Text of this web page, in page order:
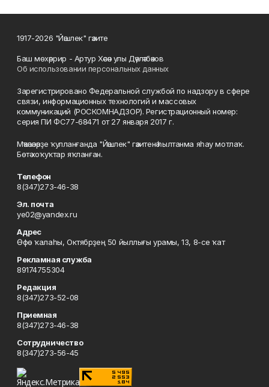
1917-2026 "Йәшлек" гәзите
Баш мөхәррир - Артур Хәсән улы Дәүләтбәков
Об использовании персональных данных
Зарегистрировано Федеральной службой по надзору в сфере
связи, информационных технологий и массовых
коммуникаций (РОСКОМНАДЗОР). Регистрационный номер:
серия ПИ ФС77-68471 от 27 января 2017 г.
Мәҡәләләрҙе ҡулланғанда "Йәшлек" гәзитенә һылтанма яһау мотлаҡ.
Бөтә хоҡуҡтар яҡланған.
Телефон
8(347)273-46-38
Эл. почта
ye02@yandex.ru
Адрес
Өфө ҡалаһы, Октябрҙең 50 йыллығы урамы, 13, 8-се ҡат
Рекламная служба
89174755304
Редакция
8(347)273-52-08
Приемная
8(347)273-46-38
Сотрудничество
8(347)273-56-45